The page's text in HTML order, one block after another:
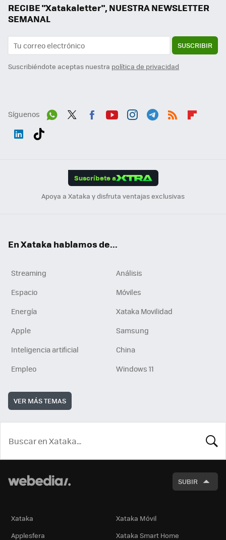
RECIBE "Xatakaletter", NUESTRA NEWSLETTER
SEMANAL
SUSCRIBIR
Suscribiéndote aceptas nuestra política de privacidad
Síguenos
Suscríbete a
Apoya a Xataka y disfruta ventajas exclusivas
En Xataka hablamos de...
Streaming
Análisis
Espacio
Móviles
Energía
Xataka Movilidad
Apple
Samsung
Inteligencia artificial
China
Empleo
Windows 11
VER MÁS TEMAS
SUBIR
Xataka
Xataka Móvil
Applesfera
Xataka Smart Home